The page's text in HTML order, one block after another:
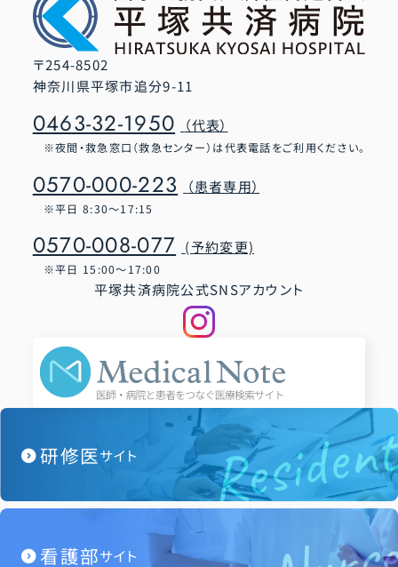
〒254-8502
神奈川県平塚市追分9-11
0463-32-1950 （代表）
夜間・救急窓口（救急センター）は代表電話をご利用ください。
0570-000-223 （患者専用）
平日 8:30～17:15
0570-008-077 (予約変更)
平日 15:00～17:00
平塚共済病院公式SNSアカウント
expand_circle_right研修医サイト
expand_circle_right 看護部サイト